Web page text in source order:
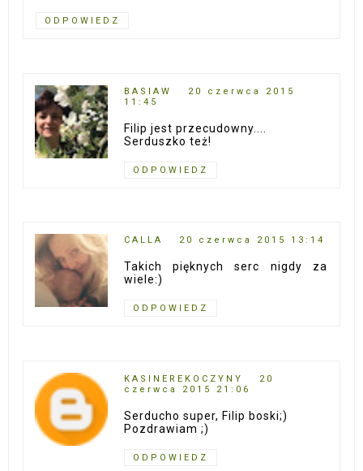
ODPOWIEDZ
BASIAW
20 czerwca 2015
11:45
Filip jest przecudowny....
Serduszko też!
ODPOWIEDZ
CALLA 20 czerwca 2015 13:14
Takich pięknych serc nigdy za
wiele:)
ODPOWIEDZ
KASINEREKOCZYNY
20
czerwca 2015 21:06
Serducho super, Filip boski;)
Pozdrawiam ;)
ODPOWIEDZ